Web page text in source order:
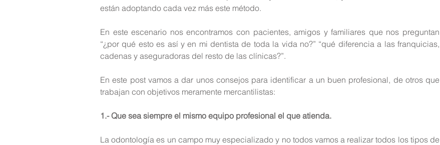
están adoptando cada vez más este método.
En este escenario nos encontramos con pacientes, amigos y familiares que nos preguntan
“¿por qué esto es así y en mi dentista de toda la vida no?” “qué diferencia a las franquicias,
cadenas y aseguradoras del resto de las clínicas?”.
En este post vamos a dar unos consejos para identificar a un buen profesional, de otros que
trabajan con objetivos meramente mercantilistas:
1.- Que sea siempre el mismo equipo profesional el que atienda.
La odontología es un campo muy especializado y no todos vamos a realizar todos los tipos de